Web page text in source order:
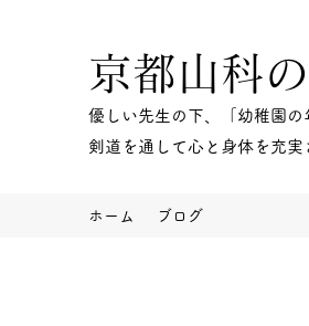
京都山科
優しい先生の下、「幼稚園
剣道を通して心と身体を充実
ホーム ブログ